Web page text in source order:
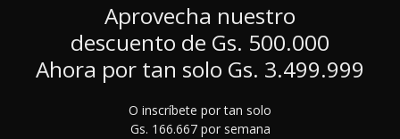
Aprovecha nuestro
descuento de Gs. 500.000
Ahora por tan solo Gs. 3.499.999
O inscríbete por tan solo
Gs. 166.667 por semana